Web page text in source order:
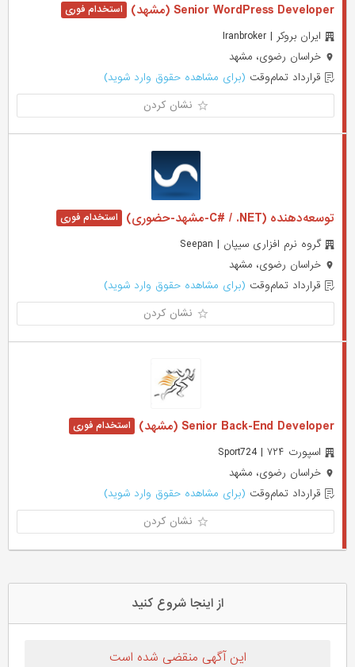
Senior WordPress Developer (مشهد)
ایران بروکر | Iranbroker
خراسان رضوی، مشهد
قرارداد تمام‌وقت (برای مشاهده حقوق وارد شوید)
نشان کردن
توسعه‌دهنده (C# / .NET-مشهد-حضوری)
گروه نرم افزاری سیپان | Seepan
خراسان رضوی، مشهد
قرارداد تمام‌وقت (برای مشاهده حقوق وارد شوید)
نشان کردن
Senior Back-End Developer (مشهد)
اسپورت ۷۲۴ | Sport724
خراسان رضوی، مشهد
قرارداد تمام‌وقت (برای مشاهده حقوق وارد شوید)
نشان کردن
از اینجا شروع کنید
این آگهی منقضی شده است